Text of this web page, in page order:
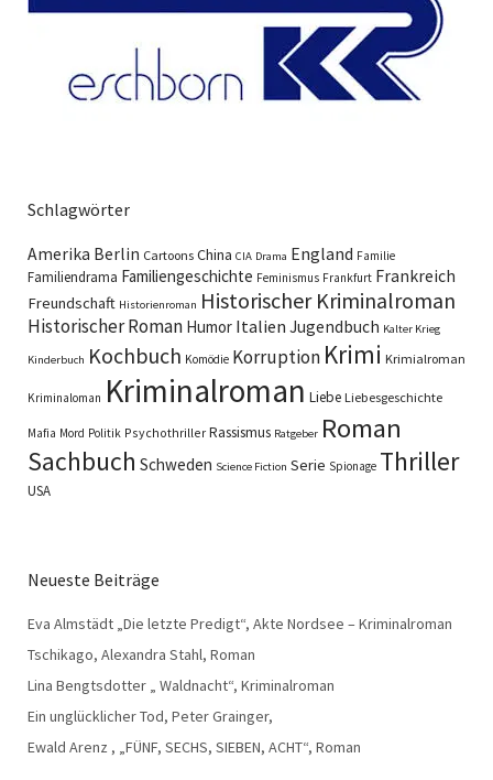
Schlagwörter
Amerika Berlin Cartoons China CIA Drama England Familie
Familiendrama Familiengeschichte Feminismus Frankfurt Frankreich
Freundschaft Historienroman Historischer Kriminalroman
Historischer Roman Humor Italien Jugendbuch Kalter Krieg
Kinderbuch Kochbuch Komödie Korruption Krimi Krimialroman
Kriminaloman Kriminalroman Liebe Liebesgeschichte
Mafia Mord Politik Psychothriller Rassismus Ratgeber Roman
Sachbuch Schweden Science Fiction Serie Spionage Thriller
USA
Neueste Beiträge
Eva Almstädt „Die letzte Predigt“, Akte Nordsee – Kriminalroman
Tschikago, Alexandra Stahl, Roman
Lina Bengtsdotter „ Waldnacht“, Kriminalroman
Ein unglücklicher Tod, Peter Grainger,
Ewald Arenz , „FÜNF, SECHS, SIEBEN, ACHT“, Roman